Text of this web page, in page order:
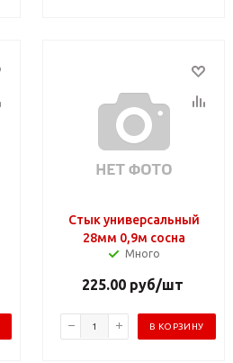
Стык универсальный
28мм 0,9м сосна
Много
225.00руб/шт
В КОРЗИНУ